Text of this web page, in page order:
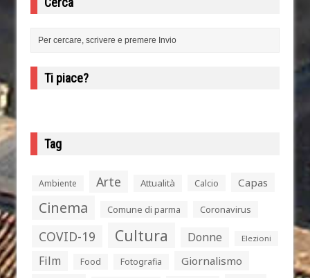
Ti piace?
Tag
Ambiente Arte Attualità Calcio Capas
Cinema Comune di parma Coronavirus
COVID-19 Cultura Donne Elezioni
Film Food Fotografia Giornalismo